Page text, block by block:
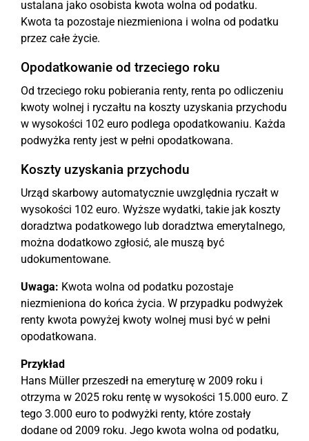
ustalana jako osobista kwota wolna od podatku.
Kwota ta pozostaje niezmieniona i wolna od podatku
przez całe życie.
Opodatkowanie od trzeciego roku
Od trzeciego roku pobierania renty, renta po odliczeniu
kwoty wolnej i ryczałtu na koszty uzyskania przychodu
w wysokości 102 euro podlega opodatkowaniu. Każda
podwyżka renty jest w pełni opodatkowana.
Koszty uzyskania przychodu
Urząd skarbowy automatycznie uwzględnia ryczałt w
wysokości 102 euro. Wyższe wydatki, takie jak koszty
doradztwa podatkowego lub doradztwa emerytalnego,
można dodatkowo zgłosić, ale muszą być
udokumentowane.
Uwaga: Kwota wolna od podatku pozostaje
niezmieniona do końca życia. W przypadku podwyżek
renty kwota powyżej kwoty wolnej musi być w pełni
opodatkowana.
Przykład
Hans Müller przeszedł na emeryturę w 2009 roku i
otrzyma w 2025 roku rentę w wysokości 15.000 euro. Z
tego 3.000 euro to podwyżki renty, które zostały
dodane od 2009 roku. Jego kwota wolna od podatku,